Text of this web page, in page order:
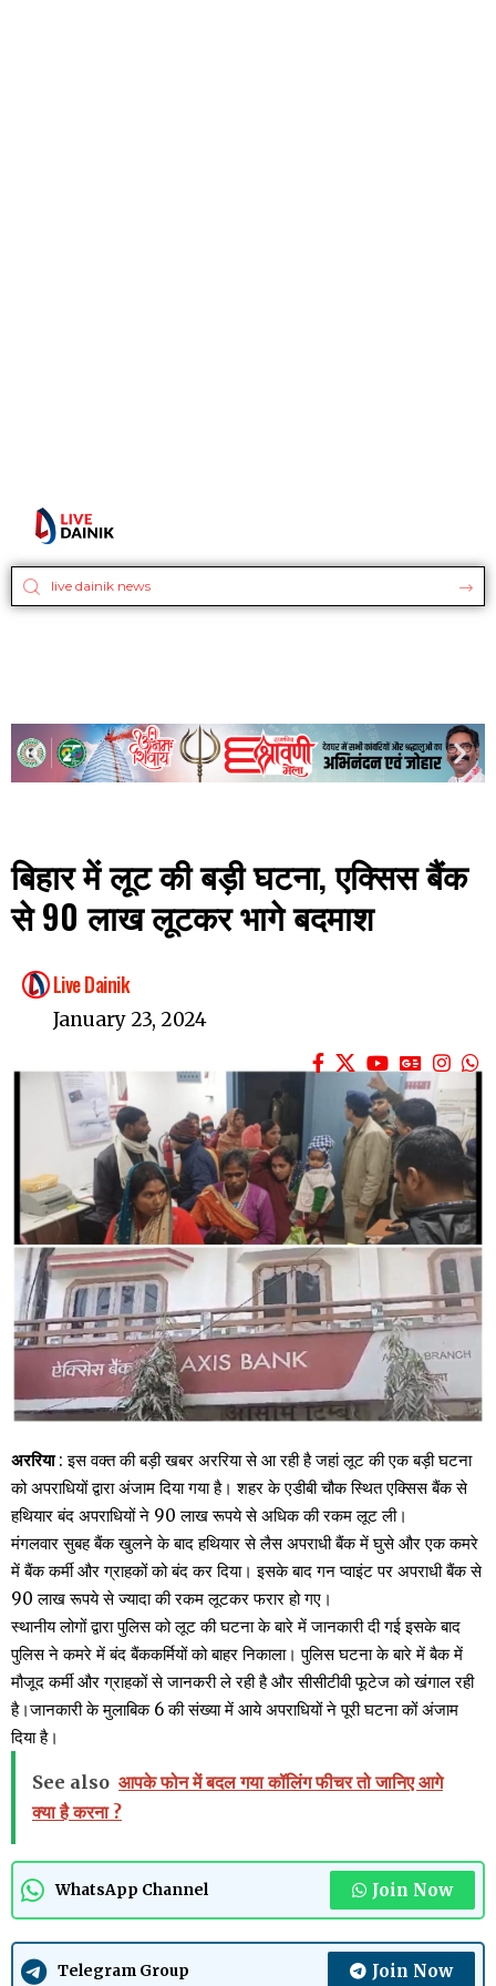
बिहार में लूट की बड़ी घटना, एक्सिस बैंक
से 90 लाख लूटकर भागे बदमाश
Live Dainik
January 23, 2024
अररिया: इस वक्त की बड़ी खबर अररिया से आ रही है जहां लूट की एक बड़ी घटना
को अपराधियों द्वारा अंजाम दिया गया है। शहर के एडीबी चौक स्थित एक्सिस बैंक से
हथियार बंद अपराधियों ने 90 लाख रूपये से अधिक की रकम लूट ली।
मंगलवार सुबह बैंक खुलने के बाद हथियार से लैस अपराधी बैंक में घुसे और एक कमरे
में बैंक कर्मी और ग्राहकों को बंद कर दिया। इसके बाद गन प्वाइंट पर अपराधी बैंक से
90 लाख रूपये से ज्यादा की रकम लूटकर फरार हो गए।
स्थानीय लोगों द्वारा पुलिस को लूट की घटना के बारे में जानकारी दी गई इसके बाद
पुलिस ने कमरे में बंद बैंककर्मियों को बाहर निकाला। पुलिस घटना के बारे में बैक में
मौजूद कर्मी और ग्राहकों से जानकरी ले रही है और सीसीटीवी फूटेज को खंगाल रही
है।जानकारी के मुलाबिक 6 की संख्या में आये अपराधियों ने पूरी घटना कों अंजाम
दिया है।
See also आपके फोन में बदल गया कॉलिंग फीचर तो जानिए आगे
क्या है करना ?
WhatsApp Channel Join Now
Telegram Group Join Now